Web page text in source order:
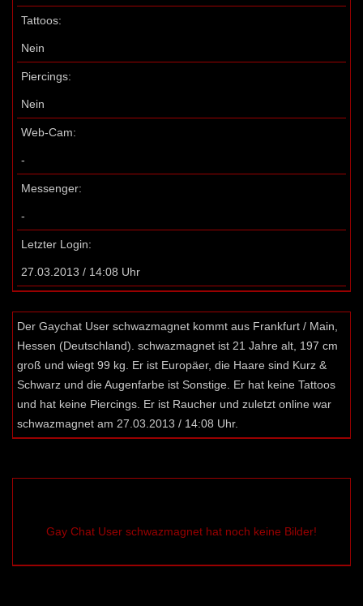
Tattoos:
Nein
Piercings:
Nein
Web-Cam:
-
Messenger:
-
Letzter Login:
27.03.2013 / 14:08 Uhr
Der Gaychat User schwazmagnet kommt aus Frankfurt / Main,
Hessen (Deutschland). schwazmagnet ist 21 Jahre alt, 197 cm
groß und wiegt 99 kg. Er ist Europäer, die Haare sind Kurz &
Schwarz und die Augenfarbe ist Sonstige. Er hat keine Tattoos
und hat keine Piercings. Er ist Raucher und zuletzt online war
schwazmagnet am 27.03.2013 / 14:08 Uhr.
Gay Chat User schwazmagnet hat noch keine Bilder!